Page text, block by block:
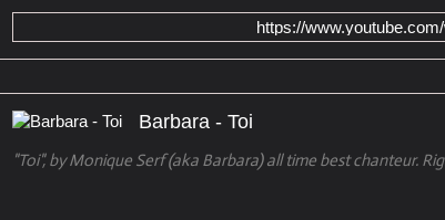
https://
Barbara - Toi
"Toi", by Monique Serf (aka Barbara) all time best chanteur.